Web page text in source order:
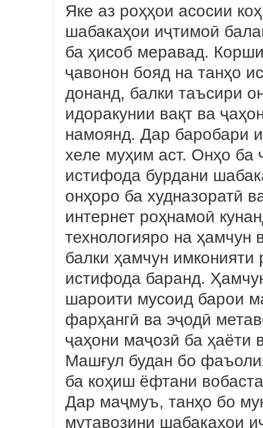
Яке аз роҳҳои асосии
шабакаҳои иҷтимоӣ
ба ҳисоб меравад.
ҷавонон бояд на танҳо
донанд, балки таъсири
идоракунии вақт ва
намоянд. Дар баробари
хеле муҳим аст. Онҳо ба
истифода бурдани
онҳоро ба худназоратӣ
интернет роҳнамоӣ
технологияро на ҳамчун
балки ҳамчун
истифода баранд.
шароити мусоид барои
фарҳангӣ ва эҷодӣ
ҷаҳони маҷозӣ ба ҳаёти
Машғул будан бо
ба коҳиш ёфтани
Дар маҷмуъ, танҳо бо
мутавозини шабакаҳои